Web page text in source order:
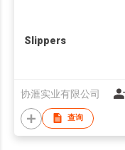
Slippers
协滙实业有限公司
查询